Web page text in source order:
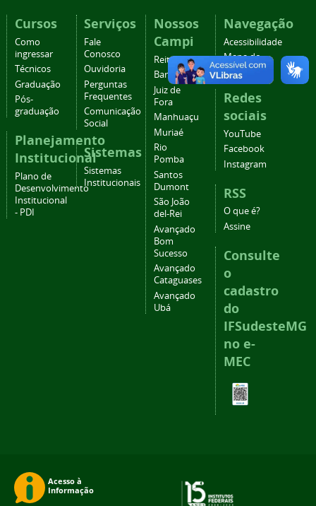
Cursos
Como
ingressar
Técnicos
Graduação
Pós-
graduação
Planejamento
Institucional
Plano de
Desenvolvimento
Institucional
- PDI
Serviços
Fale
Conosco
Ouvidoria
Perguntas
Frequentes
Comunicação
Social
Sistemas
Sistemas
Institucionais
Nossos
Campi
Reitoria
Barbacena
Juiz de
Fora
Manhuaçu
Muriaé
Rio
Pomba
Santos
Dumont
São João
del-Rei
Avançado
Bom
Sucesso
Avançado
Cataguases
Avançado
Ubá
Navegação
Acessibilidade
Mapa do
site
Redes
sociais
YouTube
Facebook
Instagram
RSS
O que é?
Assine
Consulte
o
cadastro
do
IFSudesteMG
no e-
MEC